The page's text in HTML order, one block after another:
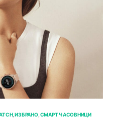
ИЗБРАНО СМАРТ ЧАСОВНИЦИ